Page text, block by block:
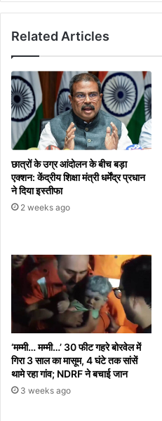
विकास
तीन
सड़कों
का
किया
शिलान्यास
Related Articles
छात्रों के उग्र आंदोलन के बीच बड़ा
एक्शन: केंद्रीय शिक्षा मंत्री धर्मेंद्र प्रधान
ने दिया इस्तीफा
2 weeks ago
‘मम्मी… मम्मी…’ 30 फीट गहरे बोरवेल में
गिरा 3 साल का मासूम, 4 घंटे तक सांसें
थामे रहा गांव; NDRF ने बचाई जान
3 weeks ago